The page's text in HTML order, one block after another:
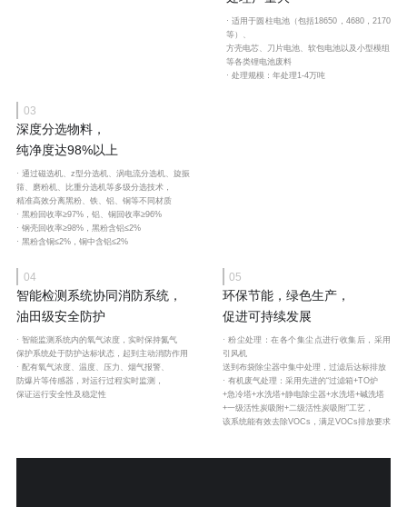
· 适用于圆柱电池（包括18650，4680，2170
等）、
方壳电芯、刀片电池、软包电池以及小型模组
等各类锂电池废料
· 处理规模：年处理1-4万吨
03
深度分选物料，
纯净度达98%以上
· 通过磁选机、z型分选机、涡电流分选机、旋振
筛、磨粉机、比重分选机等多级分选技术，
精准高效分离黑粉、铁、铝、铜等不同材质
· 黑粉回收率≥97%，铝、铜回收率≥96%
· 钢壳回收率≥98%，黑粉含铝≤2%
· 黑粉含铜≤2%，铜中含铝≤2%
04
智能检测系统协同消防系统，
油田级安全防护
· 智能监测系统内的氧气浓度，实时保持氮气
保护系统处于防护达标状态，起到主动消防作用
· 配有氧气浓度、温度、压力、烟气报警、
防爆片等传感器，对运行过程实时监测，
保证运行安全性及稳定性
05
环保节能，绿色生产，
促进可持续发展
· 粉尘处理：在各个集尘点进行收集后，采用
引风机
送到布袋除尘器中集中处理，过滤后达标排放
· 有机废气处理：采用先进的“过滤箱+TO炉
+急冷塔+水洗塔+静电除尘器+水洗塔+碱洗塔
+一级活性炭吸附+二级活性炭吸附”工艺，
该系统能有效去除VOCs，满足VOCs排放要求